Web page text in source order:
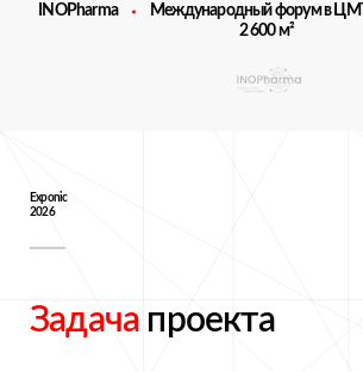
INOPharma Международный форум в ЦМТ
2 600 м²
Exponic
2026
Задача проекта